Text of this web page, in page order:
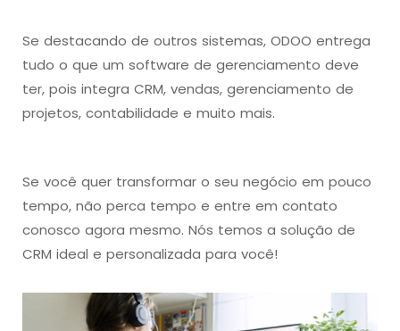
Se destacando de outros sistemas, ODOO entrega
tudo o que um software de gerenciamento deve
ter, pois integra CRM, vendas, gerenciamento de
projetos, contabilidade e muito mais.
Se você quer transformar o seu negócio em pouco
tempo, não perca tempo e entre em contato
conosco agora mesmo. Nós temos a solução de
CRM ideal e personalizada para você!